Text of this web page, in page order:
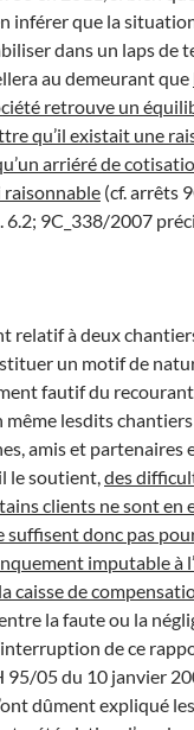
inférer que la
dans un laps de
au demeurant que
retrouve un
qu’il existait une
arriéré de
raisonnable (cf. arrêts
6.2; 9C_338/2007
relatif à deux
un motif de
fautif du recourant
même lesdits
amis et partenaires
le soutient, des
clients ne sont en
suffisent donc pas
imputable à
caisse de
la faute ou la
de ce
95/05 du 10 janvier
dûment expliqué